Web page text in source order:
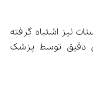
نیز اشتباه گرفته
دقیق توسط پزشک